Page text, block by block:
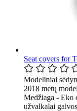
Seat covers for
Modeliniai
2018 metų
Medžiaga - Eko
užvalkalai